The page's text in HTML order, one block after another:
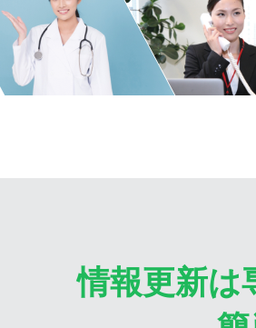
情報更新は